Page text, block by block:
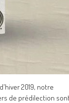
2019, notre
de prédilection